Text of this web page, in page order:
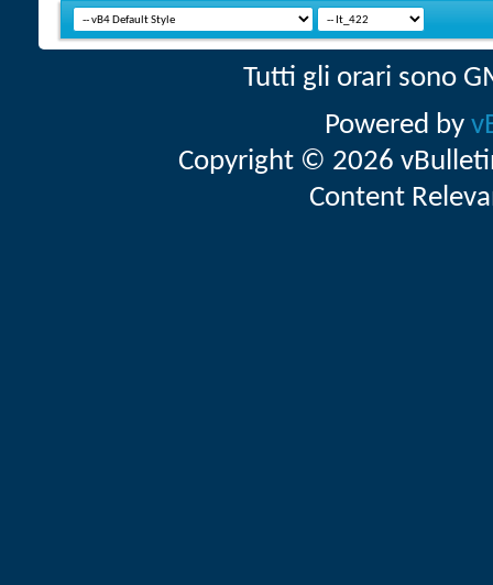
Tutti gli orari sono
Powered by
Copyright © 2026
Content